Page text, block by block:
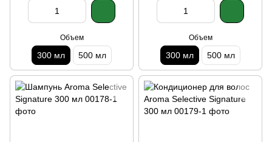
Объем
300 мл 500 мл
Объем
300 мл 500 мл